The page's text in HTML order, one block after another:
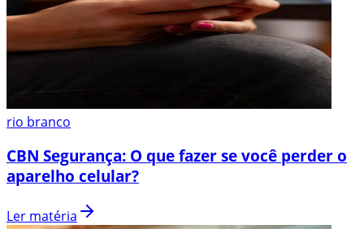
rio branco
CBN Segurança: O que fazer se você perder o
aparelho celular?
Ler matéria